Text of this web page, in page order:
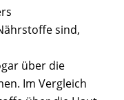
sind,
über die
Im Vergleich